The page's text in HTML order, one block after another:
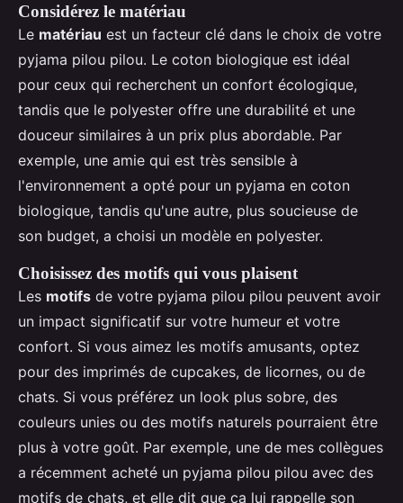
Considérez le matériau
Le matériau est un facteur clé dans le choix de votre
pyjama pilou pilou. Le coton biologique est idéal
pour ceux qui recherchent un confort écologique,
tandis que le polyester offre une durabilité et une
douceur similaires à un prix plus abordable. Par
exemple, une amie qui est très sensible à
l'environnement a opté pour un pyjama en coton
biologique, tandis qu'une autre, plus soucieuse de
son budget, a choisi un modèle en polyester.
Choisissez des motifs qui vous plaisent
Les motifs de votre pyjama pilou pilou peuvent avoir
un impact significatif sur votre humeur et votre
confort. Si vous aimez les motifs amusants, optez
pour des imprimés de cupcakes, de licornes, ou de
chats. Si vous préférez un look plus sobre, des
couleurs unies ou des motifs naturels pourraient être
plus à votre goût. Par exemple, une de mes collègues
a récemment acheté un pyjama pilou pilou avec des
motifs de chats, et elle dit que ça lui rappelle son